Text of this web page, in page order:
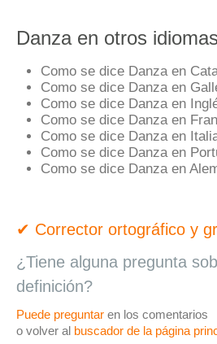
Danza en otros idiomas
Como se dice Danza en
Como se dice Danza en
Como se dice Danza en
Como se dice Danza en
Como se dice Danza en
Como se dice Danza en
Como se dice Danza en
✔ Corrector ortográfico y
¿Tiene alguna pregunta
definición?
Puede preguntar en los comentarios
o volver al buscador de la página